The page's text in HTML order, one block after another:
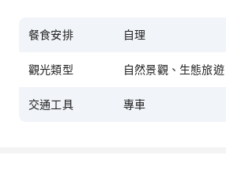
餐食安排 自理
觀光類型 自然景觀、生態旅遊
交通工具 專車